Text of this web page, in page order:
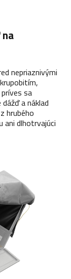
nepriaznivými
sa
a náklad
hrubého
ani dlhotrvajúci